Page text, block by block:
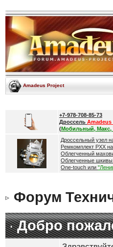
Amadeus Project
+7-978-708-85-73
Дроссель
(Мобильный, Макс,
Дроссельный узел
Ремкомплект РХХ на
Облегченный
Облегченные шкивы
One-touch или
Форум
Добро